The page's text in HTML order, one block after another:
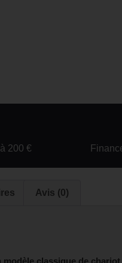
200 €
Avis (0)
classique de